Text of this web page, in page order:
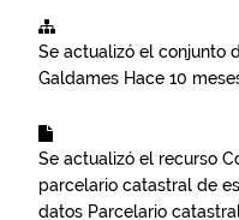
Se actualizó el conjunto
Galdames Hace 10
Se actualizó el recurso
parcelario catastral de
datos Parcelario